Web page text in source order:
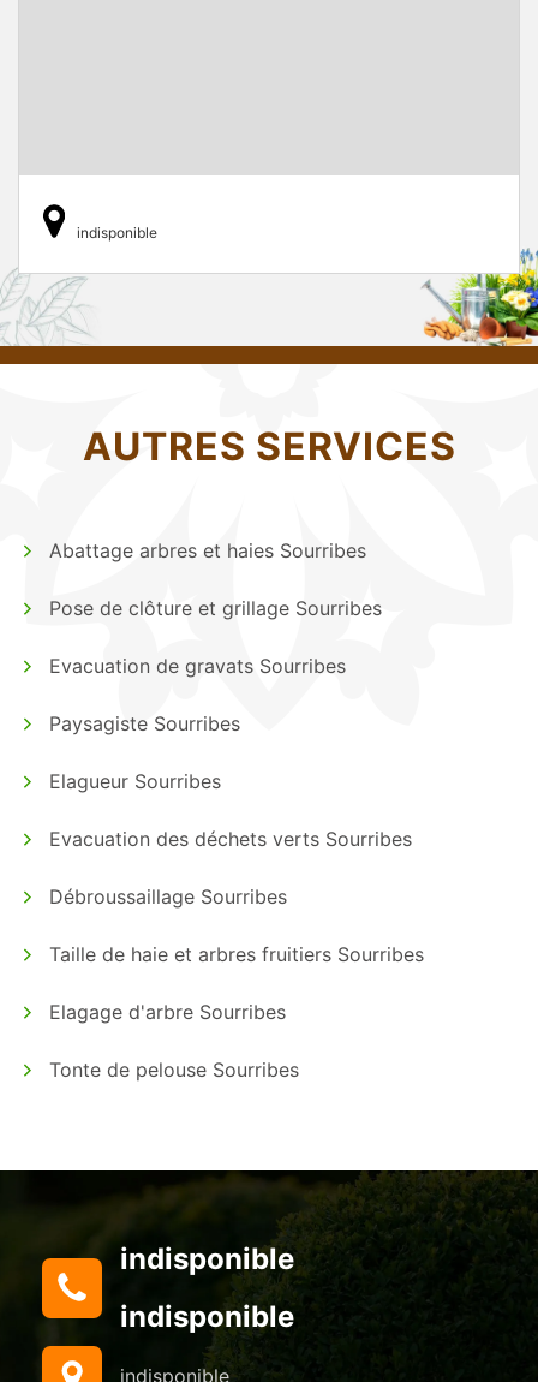
indisponible
AUTRES SERVICES
Abattage arbres et haies Sourribes
Pose de clôture et grillage Sourribes
Evacuation de gravats Sourribes
Paysagiste Sourribes
Elagueur Sourribes
Evacuation des déchets verts Sourribes
Débroussaillage Sourribes
Taille de haie et arbres fruitiers Sourribes
Elagage d'arbre Sourribes
Tonte de pelouse Sourribes
indisponible
indisponible
indisponible